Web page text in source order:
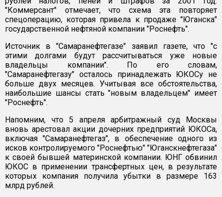
"Коммерсант" отмечает, что схема эта повторяет
спецоперацию, которая привела к продаже "Юганска"
государственной нефтяной компании "Роснефть".
Источник в "Самаранефтегазе" заявил газете, что "с
этими долгами будут рассчитываться уже новые
владельцы компании". По его словам,
"Самаранефтегазу" осталось принадлежать ЮКОСу не
больше двух месяцев. Учитывая все обстоятельства,
наибольшие шансы стать "новым владельцем" имеет
"Роснефть".
Напомним, что 5 апреля арбитражный суд Москвы
вновь арестовал акции дочерних предприятий ЮКОСа,
включая "Самаранефтегаз", в обеспечение одного из
исков контролируемого "Роснефтью" "Юганскнефтегаза"
к своей бывшей материнской компании. ЮНГ обвинил
ЮКОС в применении трансфертных цен, в результате
которых компания получила убытки в размере 163
млрд рублей.